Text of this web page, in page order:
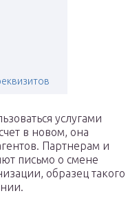
услугами
в новом, она
Партнерам и
письмо о смене
образец такого